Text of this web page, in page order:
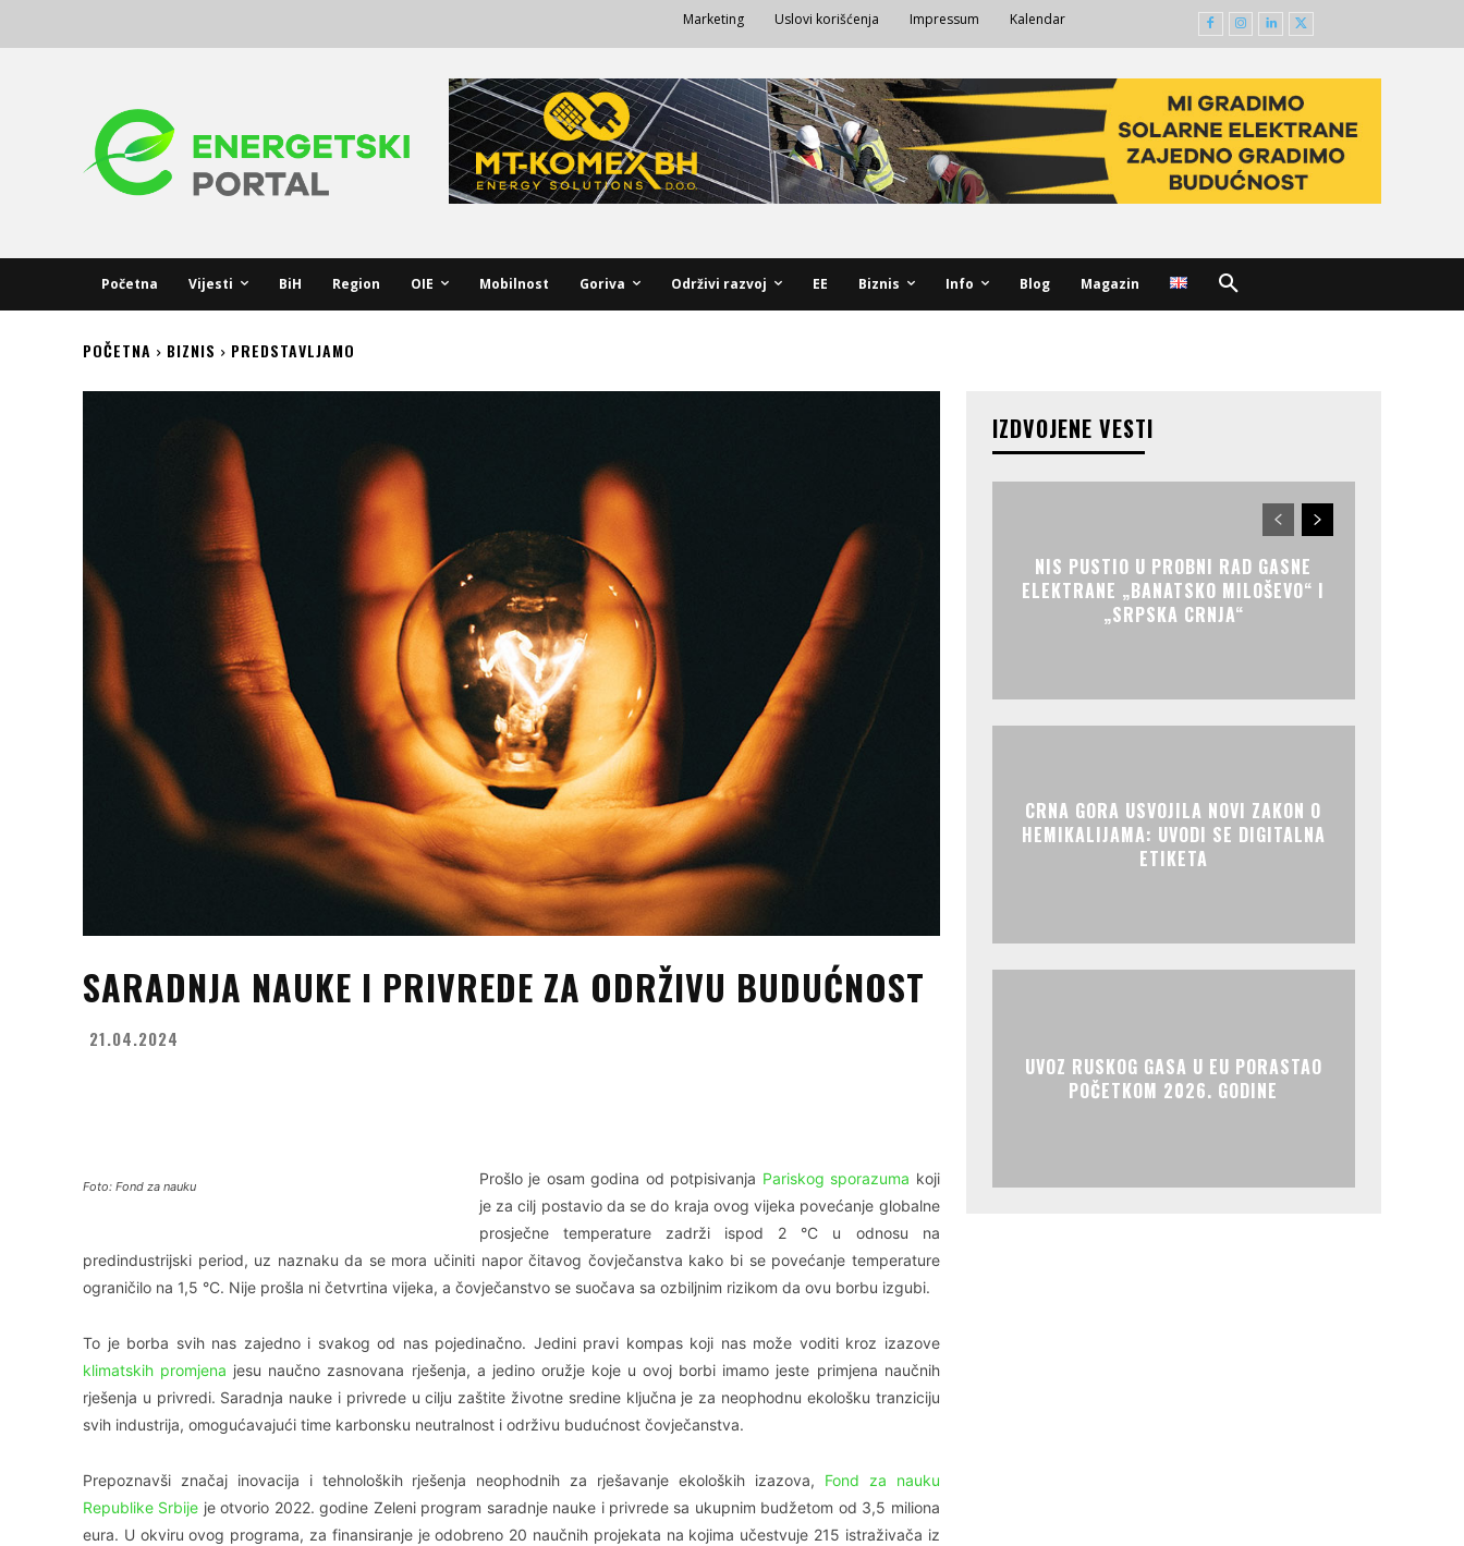
Marketing Uslovi korišćenja Impressum Kalendar
Početna Vijesti BiH Region OIE Mobilnost Goriva Održivi razvoj EE Biznis Info Blog Magazin
POČETNA BIZNIS PREDSTAVLJAMO
SARADNJA NAUKE I PRIVREDE ZA ODRŽIVU BUDUĆNOST
21.04.2024
Foto: Fond za nauku Prošlo je osam godina od potpisivanja Pariskog sporazuma koji
je za cilj postavio da se do kraja ovog vijeka povećanje globalne
prosječne temperature zadrži ispod 2 °C u odnosu na
predindustrijski period, uz naznaku da se mora učiniti napor čitavog čovječanstva kako bi se povećanje temperature
ograničilo na 1,5 °C. Nije prošla ni četvrtina vijeka, a čovječanstvo se suočava sa ozbiljnim rizikom da ovu borbu izgubi.
To je borba svih nas zajedno i svakog od nas pojedinačno. Jedini pravi kompas koji nas može voditi kroz izazove
klimatskih promjena jesu naučno zasnovana rješenja, a jedino oružje koje u ovoj borbi imamo jeste primjena naučnih
rješenja u privredi. Saradnja nauke i privrede u cilju zaštite životne sredine ključna je za neophodnu ekološku tranziciju
svih industrija, omogućavajući time karbonsku neutralnost i održivu budućnost čovječanstva.
Prepoznavši značaj inovacija i tehnoloških rješenja neophodnih za rješavanje ekoloških izazova, Fond za nauku
Republike Srbije je otvorio 2022. godine Zeleni program saradnje nauke i privrede sa ukupnim budžetom od 3,5 miliona
eura. U okviru ovog programa, za finansiranje je odobreno 20 naučnih projekata na kojima učestvuje 215 istraživača iz
IZDVOJENE VESTI
NIS PUSTIO U PROBNI RAD GASNE
ELEKTRANE „BANATSKO MILOŠEVO“ I
„SRPSKA CRNJA“
CRNA GORA USVOJILA NOVI ZAKON O
HEMIKALIJAMA: UVODI SE DIGITALNA
ETIKETA
UVOZ RUSKOG GASA U EU PORASTAO
POČETKOM 2026. GODINE